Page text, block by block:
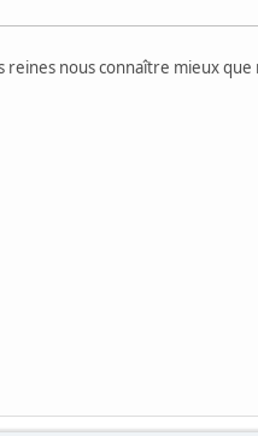
nous connaître mieux